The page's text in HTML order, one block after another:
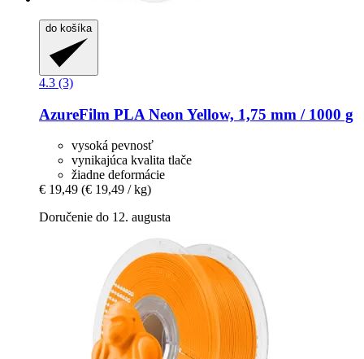
do košíka
4.3 (3)
AzureFilm PLA Neon Yellow, 1,75 mm / 1000 g
vysoká pevnosť
vynikajúca kvalita tlače
žiadne deformácie
€ 19,49 (€ 19,49 / kg)
Doručenie do 12. augusta